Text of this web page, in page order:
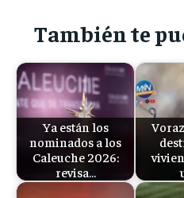
También te
Ya están los
nominados a los
Caleuche 2026:
revisa…